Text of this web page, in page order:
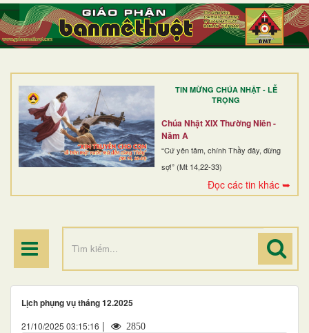
TIN MỪNG CHÚA NHẬT - LỄ
TRỌNG
Chúa Nhật XIX Thường Niên -
Năm A
“Cứ yên tâm, chính Thầy đây, đừng
sợ!” (Mt 14,22-33)
Đọc các tin khác ➥
TRANG NHẤT
GIỚI THIỆU
DÒNG TU
BAN MỤC VỤ
ĐOÀN THỂ CG
Lịch phụng vụ tháng 12.2025
21/10/2025 03:15:16 | 2850